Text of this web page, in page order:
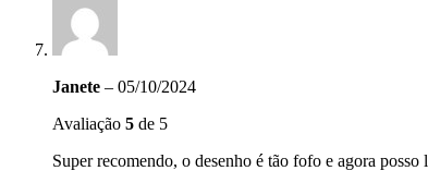
Janete – 05/10/2024
Avaliação 5 de 5
Super recomendo, o desenho é tão fofo e agora